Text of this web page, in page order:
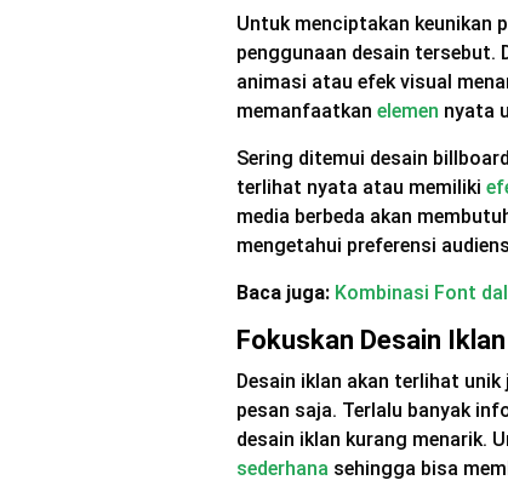
Untuk menciptakan keunikan
penggunaan desain tersebut.
animasi atau efek visual
memanfaatkan elemen nyata
Sering ditemui desain
terlihat nyata atau memiliki
media berbeda akan
mengetahui preferensi
Baca juga: Kombinasi Font
Fokuskan Desain
Desain iklan akan terlihat
pesan saja. Terlalu banyak
desain iklan kurang menarik.
sederhana sehingga bisa